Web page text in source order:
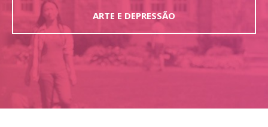
BIENESTAR
FAMILIA Y AMIGOS
EMPRESA
DEPRESSÃO SEM RODEIOS
ARTE E DEPRESSÃO